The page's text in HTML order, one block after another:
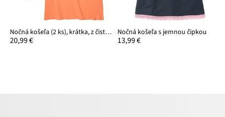
Nočná košeľa (2 ks), krátka, z čistej bavlny
20,99 €
Nočná košeľa s jemnou čipkou
13,99 €